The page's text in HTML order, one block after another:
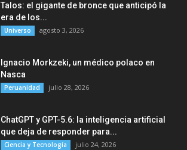
Talos: el gigante de bronce que anticipó la
era de los...
Universo agosto 3, 2026
Ignacio Morkzeki, un médico polaco en
Nasca
Peruanidad julio 28, 2026
ChatGPT y GPT-5.6: la inteligencia artificial
que deja de responder para...
Ciencia y Tecnología julio 24, 2026